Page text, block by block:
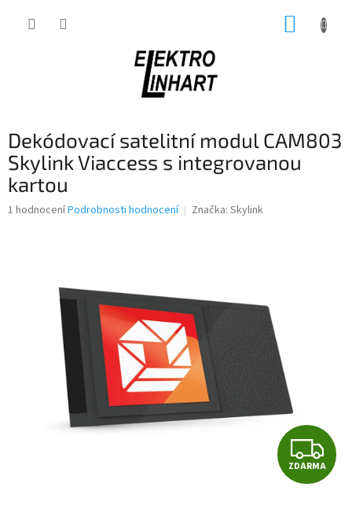
Dekódovací satelitní modul CAM803
Skylink Viaccess s integrovanou
kartou
Průměrné
1 hodnoceníPodrobnosti hodnocení Značka: Skylink
Z
D
ZDARMA